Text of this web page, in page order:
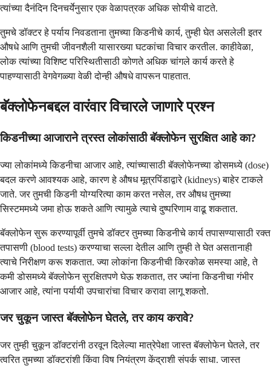
त्यांच्या दैनंदिन दिनचर्येनुसार एक वेळापत्रक अधिक सोयीचे वाटते.
तुमचे डॉक्टर हे पर्याय निवडताना तुमच्या किडनीचे कार्य, तुम्ही घेत असलेली इतर
औषधे आणि तुमची जीवनशैली यासारख्या घटकांचा विचार करतील. काहीवेळा,
लोक त्यांच्या विशिष्ट परिस्थितीसाठी कोणते अधिक चांगले कार्य करते हे
पाहण्यासाठी वेगवेगळ्या वेळी दोन्ही औषधे वापरून पाहतात.
बॅक्लोफेनबद्दल वारंवार विचारले जाणारे प्रश्न
किडनीच्या आजाराने त्रस्त लोकांसाठी बॅक्लोफेन सुरक्षित आहे का?
ज्या लोकांमध्ये किडनीचा आजार आहे, त्यांच्यासाठी बॅक्लोफेनच्या डोसमध्ये (dose)
बदल करणे आवश्यक आहे, कारण हे औषध मूत्रपिंडाद्वारे (kidneys) बाहेर टाकले
जाते. जर तुमची किडनी योग्यरित्या काम करत नसेल, तर औषध तुमच्या
सिस्टममध्ये जमा होऊ शकते आणि त्यामुळे त्याचे दुष्परिणाम वाढू शकतात.
बॅक्लोफेन सुरू करण्यापूर्वी तुमचे डॉक्टर तुमच्या किडनीचे कार्य तपासण्यासाठी रक्त
तपासणी (blood tests) करण्याचा सल्ला देतील आणि तुम्ही ते घेत असतानाही
त्याचे निरीक्षण करू शकतात. ज्या लोकांना किडनीची किरकोळ समस्या आहे, ते
कमी डोसमध्ये बॅक्लोफेन सुरक्षितपणे घेऊ शकतात, तर ज्यांना किडनीचा गंभीर
आजार आहे, त्यांना पर्यायी उपचारांचा विचार करावा लागू शकतो.
जर चुकून जास्त बॅक्लोफेन घेतले, तर काय करावे?
जर तुम्ही चुकून डॉक्टरांनी ठरवून दिलेल्या मात्रेपेक्षा जास्त बॅक्लोफेन घेतले, तर
त्वरित तुमच्या डॉक्टरांशी किंवा विष नियंत्रण केंद्राशी संपर्क साधा. जास्त